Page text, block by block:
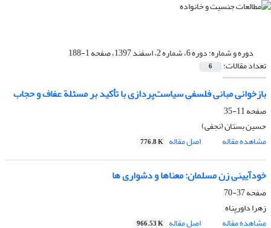
دوره و شماره:دوره 6، شماره 2، اسفند 1397، صفحه 1-188
تعداد مقالات: 6
بازخوانی مبانی فلسفی سیاست‌پردازی با تأکید بر مسئلة عفاف و حجاب
صفحه11-35
حسین بستان (نجفی)
مشاهده مقاله
اصل مقاله 776.8 K
خودآیینی زن مسلمان: معناها و دشواری ها
صفحه37-70
زهرا داورپناه
مشاهده مقاله
اصل مقاله 966.53 K